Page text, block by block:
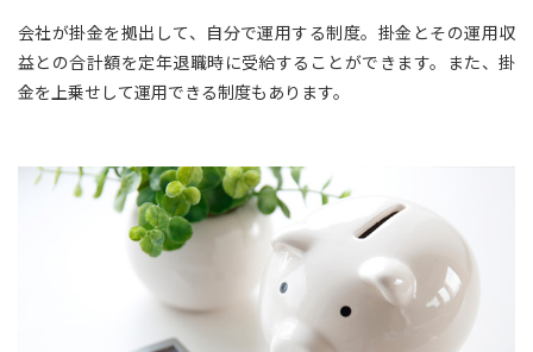
会社が掛金を拠出して、自分で運用する制度。掛金とその運用収
益との合計額を定年退職時に受給することができます。また、掛
金を上乗せして運用できる制度もあります。